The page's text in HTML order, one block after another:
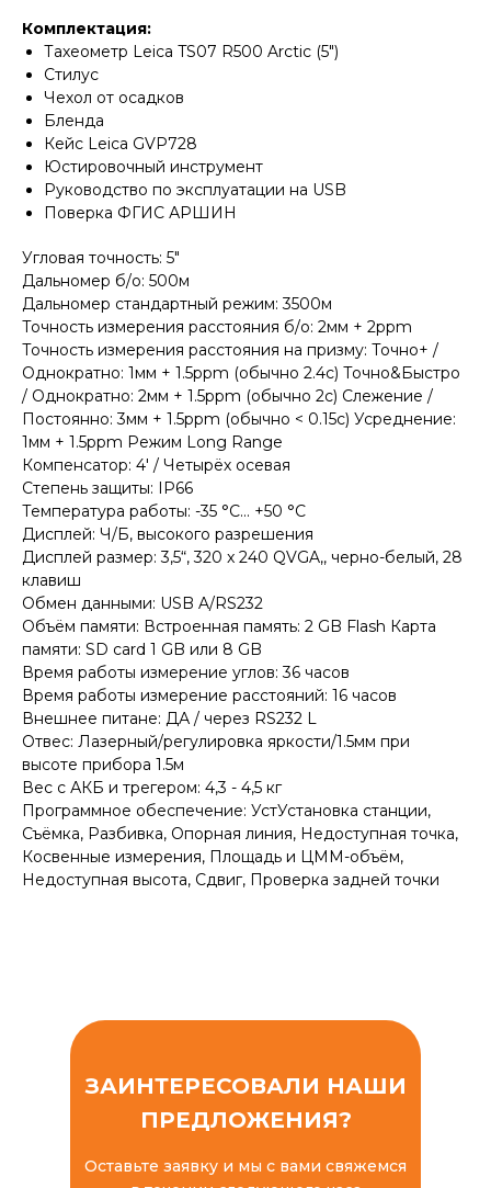
Комплектация:
Тахеометр Leica TS07 R500 Arctic (5")
Стилус
Чехол от осадков
Бленда
Кейс Leica GVP728
Юстировочный инструмент
Руководство по эксплуатации на USB
Поверка ФГИС АРШИН
Угловая точность: 5"
Дальномер б/о: 500м
Дальномер стандартный режим: 3500м
Точность измерения расстояния б/о: 2мм + 2ppm
Точность измерения расстояния на призму: Точно+ /
Однократно: 1мм + 1.5ppm (обычно 2.4с) Точно&Быстро
/ Однократно: 2мм + 1.5ppm (обычно 2с) Слежение /
Постоянно: 3мм + 1.5ppm (обычно < 0.15с) Усреднение:
1мм + 1.5ppm Режим Long Range
Компенсатор: 4' / Четырёх осевая
Степень защиты: IP66
Температура работы: -35 °С... +50 °С
Дисплей: Ч/Б, высокого разрешения
Дисплей размер: 3,5“, 320 x 240 QVGA,, черно-белый, 28
клавиш
Обмен данными: USB A/RS232
Объём памяти: Встроенная память: 2 GB Flash Карта
памяти: SD card 1 GB или 8 GB
Время работы измерение углов: 36 часов
Время работы измерение расстояний: 16 часов
Внешнее питане: ДА / через RS232 L
Отвес: Лазерный/регулировка яркости/1.5мм при
высоте прибора 1.5м
Вес с АКБ и трегером: 4,3 - 4,5 кг
Программное обеспечение: УстУстановка станции,
Съёмка, Разбивка, Опорная линия, Недоступная точка,
Косвенные измерения, Площадь и ЦММ-объём,
Недоступная высота, Сдвиг, Проверка задней точки
ЗАИНТЕРЕСОВАЛИ НАШИ
ПРЕДЛОЖЕНИЯ?
Оставьте заявку и мы с вами свяжемся